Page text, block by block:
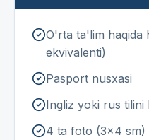
O'rta ta'lim haqida
ekvivalenti)
Pasport nusxasi
Ingliz yoki rus tilini
4 ta foto (3x4 sm)